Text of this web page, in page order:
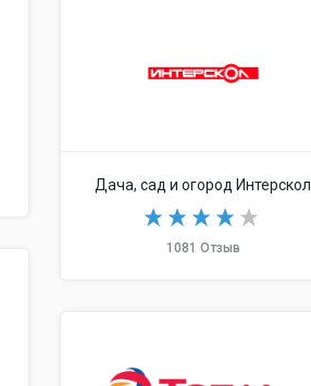
Дача, сад и огород Интерскол
1081 Отзыв